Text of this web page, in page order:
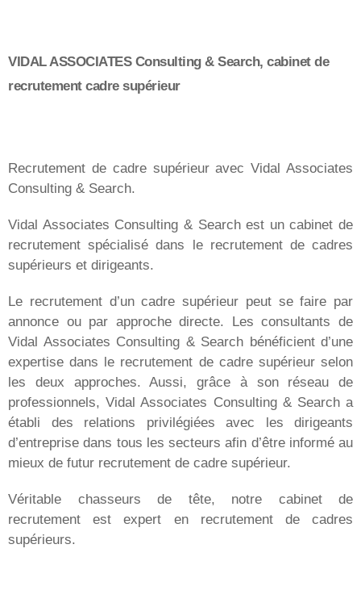
VIDAL ASSOCIATES Consulting & Search, cabinet de
recrutement cadre supérieur
Recrutement de cadre supérieur avec Vidal Associates
Consulting & Search.
Vidal Associates Consulting & Search est un cabinet de
recrutement spécialisé dans le recrutement de cadres
supérieurs et dirigeants.
Le recrutement d’un cadre supérieur peut se faire par
annonce ou par approche directe. Les consultants de
Vidal Associates Consulting & Search bénéficient d’une
expertise dans le recrutement de cadre supérieur selon
les deux approches. Aussi, grâce à son réseau de
professionnels, Vidal Associates Consulting & Search a
établi des relations privilégiées avec les dirigeants
d’entreprise dans tous les secteurs afin d’être informé au
mieux de futur recrutement de cadre supérieur.
Véritable chasseurs de tête, notre cabinet de
recrutement est expert en recrutement de cadres
supérieurs.